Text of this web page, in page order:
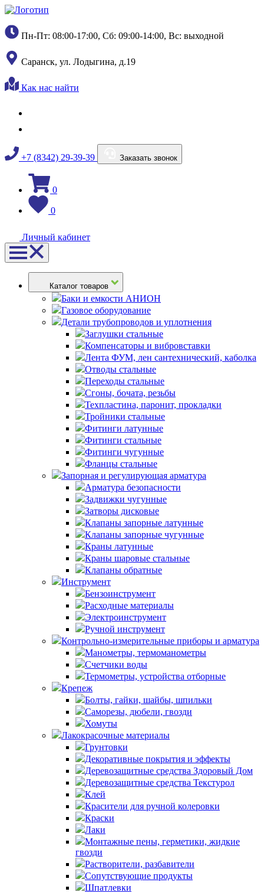
Пн-Пт: 08:00-17:00, Сб: 09:00-14:00, Вс: выходной
Саранск, ул. Лодыгина, д.19
Как нас найти
+7 (8342) 29-39-39 Заказать звонок
0
0
Личный кабинет
Каталог товаров
Баки и емкости АНИОН
Газовое оборудование
Детали трубопроводов и уплотнения
Заглушки стальные
Компенсаторы и вибровставки
Лента ФУМ, лен сантехнический, каболка
Отводы стальные
Переходы стальные
Сгоны, бочата, резьбы
Техпластина, паронит, прокладки
Тройники стальные
Фитинги латунные
Фитинги стальные
Фитинги чугунные
Фланцы стальные
Запорная и регулирующая арматура
Арматура безопасности
Задвижки чугунные
Затворы дисковые
Клапаны запорные латунные
Клапаны запорные чугунные
Краны латунные
Краны шаровые стальные
Клапаны обратные
Инструмент
Бензоинструмент
Расходные материалы
Электроинструмент
Ручной инструмент
Контрольно-измерительные приборы и арматура
Манометры, термоманометры
Счетчики воды
Термометры, устройства отборные
Крепеж
Болты, гайки, шайбы, шпильки
Саморезы, дюбели, гвозди
Хомуты
Лакокрасочные материалы
Грунтовки
Декоративные покрытия и эффекты
Деревозащитные средства Здоровый Дом
Деревозащитные средства Текстурол
Клей
Красители для ручной колеровки
Краски
Лаки
Монтажные пены, герметики, жидкие
гвозди
Растворители, разбавители
Сопутствующие продукты
Шпатлевки